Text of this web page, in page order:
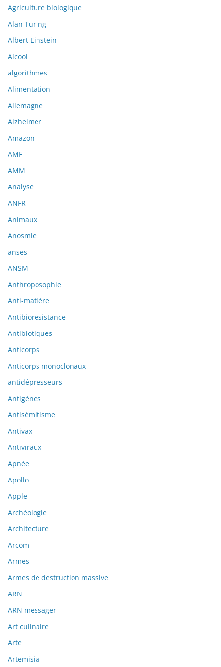
Agriculture biologique
Alan Turing
Albert Einstein
Alcool
algorithmes
Alimentation
Allemagne
Alzheimer
Amazon
AMF
AMM
Analyse
ANFR
Animaux
Anosmie
anses
ANSM
Anthroposophie
Anti-matière
Antibiorésistance
Antibiotiques
Anticorps
Anticorps monoclonaux
antidépresseurs
Antigènes
Antisémitisme
Antivax
Antiviraux
Apnée
Apollo
Apple
Archéologie
Architecture
Arcom
Armes
Armes de destruction massive
ARN
ARN messager
Art culinaire
Arte
Artemisia